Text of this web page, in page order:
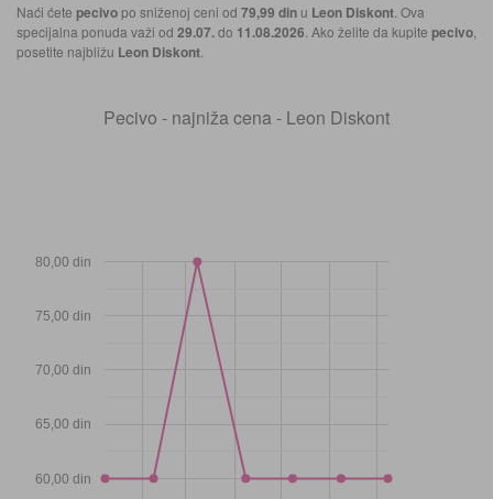
Naći ćete pecivopo sniženoj ceni od 79,99 din u Leon Diskont . Ova
specijalna ponuda važi od 29.07.do 11.08.2026 . Ako želite da kupite pecivo
posetite najbližu Leon Diskont
Pecivo - najniža cena - Leon Diskont
60,00 din
65,00 din
70,00 din
75,00 din
80,00 din